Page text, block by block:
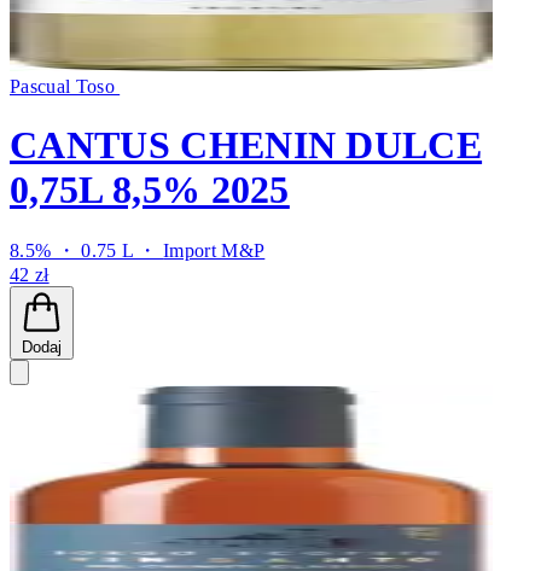
Pascual Toso
CANTUS CHENIN DULCE
0,75L 8,5% 2025
8.5% ・ 0.75 L ・Import M&P
42 zł
Dodaj